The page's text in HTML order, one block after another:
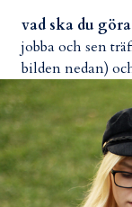
vad ska du
jobba och sen
bilden nedan)